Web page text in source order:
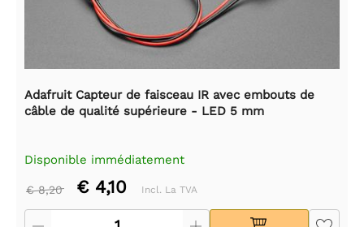
Adafruit Capteur de faisceau IR avec embouts de
câble de qualité supérieure - LED 5 mm
Disponible immédiatement
€ 8,20 € 4,10 Incl. La TVA